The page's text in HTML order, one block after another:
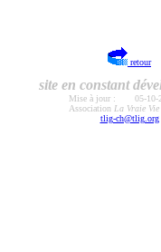
retour
site en constant
Mise à jour : 05-10-
Association La Vraie
tlig-ch@tlig.org